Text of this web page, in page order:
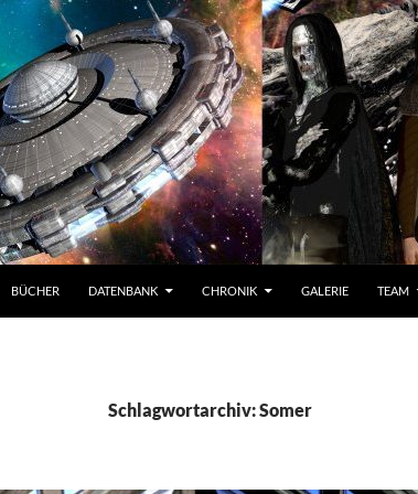
BÜCHER DATENBANK CHRONIK GALERIE TEAM
Schlagwortarchiv: Somer